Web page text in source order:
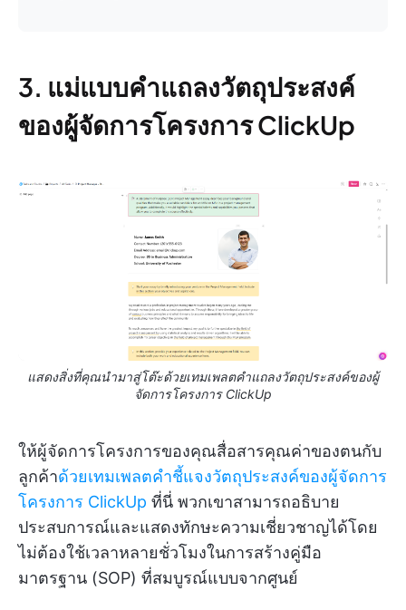
3. แม่แบบคำแถลงวัตถุประสงค์
ของผู้จัดการโครงการ ClickUp
แสดงสิ่งที่คุณนำมาสู่โต๊ะด้วยเทมเพลตคำแถลงวัตถุประสงค์ของผู้
จัดการโครงการ ClickUp
ให้ผู้จัดการโครงการของคุณสื่อสารคุณค่าของตนกับ
ลูกค้าด้วยเทมเพลตคำชี้แจงวัตถุประสงค์ของผู้จัดการ
โครงการ ClickUp ที่นี่ พวกเขาสามารถอธิบาย
ประสบการณ์และแสดงทักษะความเชี่ยวชาญได้โดย
ไม่ต้องใช้เวลาหลายชั่วโมงในการสร้างคู่มือ
มาตรฐาน (SOP) ที่สมบูรณ์แบบจากศูนย์